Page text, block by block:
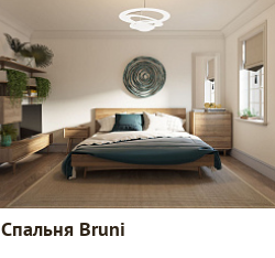
Спальня Bruni